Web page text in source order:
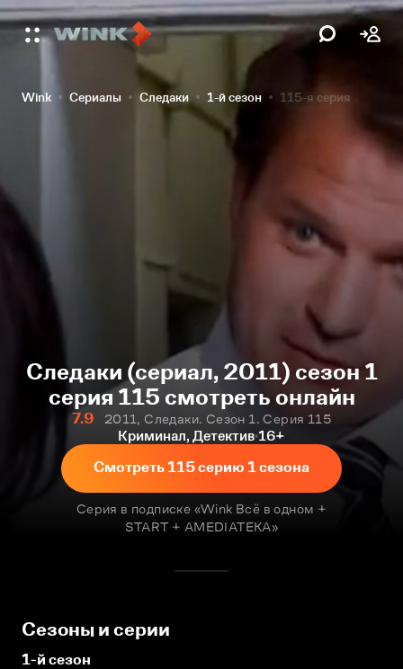
Wink Сериалы Следаки 1-й сезон 115-я серия
Следаки (сериал, 2011) сезон 1
серия 115 смотреть онлайн
7.9
2011, Следаки. Сезон 1. Серия 115
Криминал, Детектив 16+
Смотреть 115 серию 1 сезона
Серия в подписке «Wink Всё в одном +
START + AMEDIATEKA»
Сезоны и серии
1-й сезон